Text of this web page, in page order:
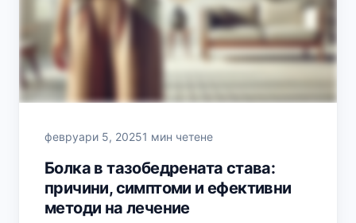
февруари 5, 20251 мин четене
Болка в тазобедрената става:
причини, симптоми и ефективни
методи на лечение